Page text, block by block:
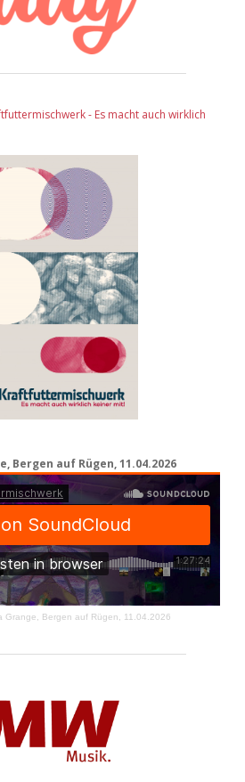
- Es macht auch wirklich
Bergen auf Rügen, 11.04.2026
Grange, Bergen auf Rügen, 11.04.2026